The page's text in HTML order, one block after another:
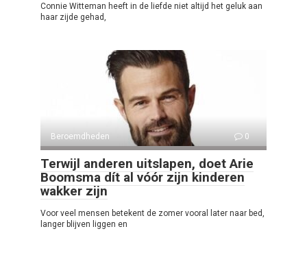
Connie Witteman heeft in de liefde niet altijd het geluk aan
haar zijde gehad,
Beroemdheden 0
Terwijl anderen uitslapen, doet Arie
Boomsma dít al vóór zijn kinderen
wakker zijn
Voor veel mensen betekent de zomer vooral later naar bed,
langer blijven liggen en